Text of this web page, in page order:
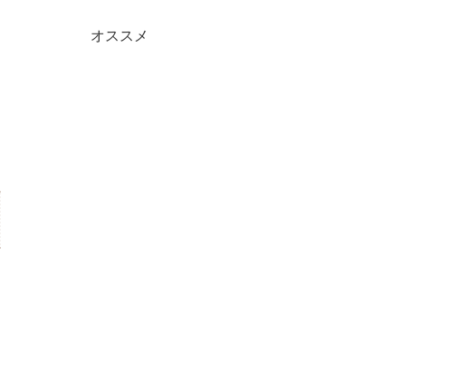
オススメ